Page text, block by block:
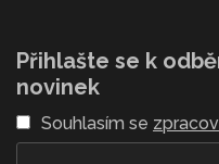
Přihlašte se k
novinek
Souhlasím se